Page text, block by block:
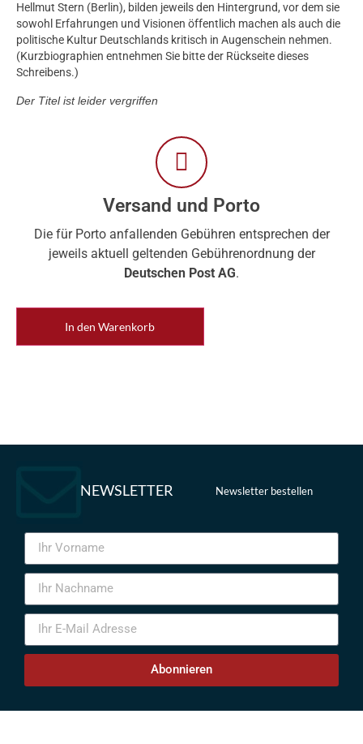
Hellmut Stern (Berlin), bilden jeweils den Hintergrund, vor dem sie
sowohl Erfahrungen und Visionen öffentlich machen als auch die
politische Kultur Deutschlands kritisch in Augenschein nehmen.
(Kurzbiographien entnehmen Sie bitte der Rückseite dieses
Schreibens.)
Der Titel ist leider vergriffen
Versand und Porto
Die für Porto anfallenden Gebühren entsprechen der
jeweils aktuell geltenden Gebührenordnung der
Deutschen Post AG.
In den Warenkorb
NEWSLETTER Newsletter bestellen
Abonnieren